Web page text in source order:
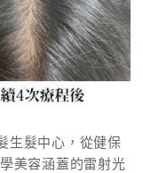
生髮中心，從健保
美容涵蓋的雷射光